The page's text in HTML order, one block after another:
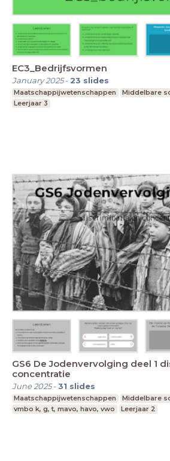
EC3_Bedrijfsvormen
January 2025- 23 slides
Maatschappijwetenschappen Middelbare
Leerjaar 3
GS6 De Jodenvervolging deel 1
concentratie
June 2025-31 slides
Maatschappijwetenschappen
Middelbare
vmbo k, g, t, mavo, havo, vwo
Leerjaar 2